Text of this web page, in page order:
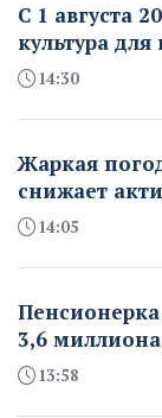
С 1 августа
культура для
14:30
Жаркая
снижает
14:05
3,6
13:58